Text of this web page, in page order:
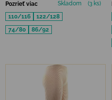
Pozrieť viac Skladom
(3 ks)
110/116
122/128
74/80
86/92